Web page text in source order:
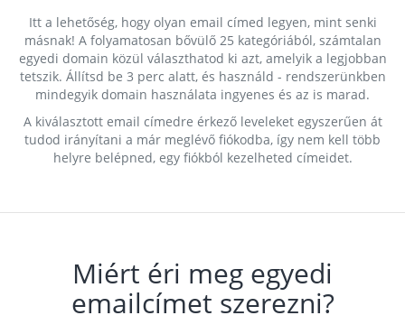
Itt a lehetőség, hogy olyan email címed legyen, mint senki
másnak! A folyamatosan bővülő 25 kategóriából, számtalan
egyedi domain közül választhatod ki azt, amelyik a legjobban
tetszik. Állítsd be 3 perc alatt, és használd - rendszerünkben
mindegyik domain használata ingyenes és az is marad.
A kiválasztott email címedre érkező leveleket egyszerűen át
tudod irányítani a már meglévő fiókodba, így nem kell több
helyre belépned, egy fiókból kezelheted címeidet.
Miért éri meg egyedi
emailcímet szerezni?